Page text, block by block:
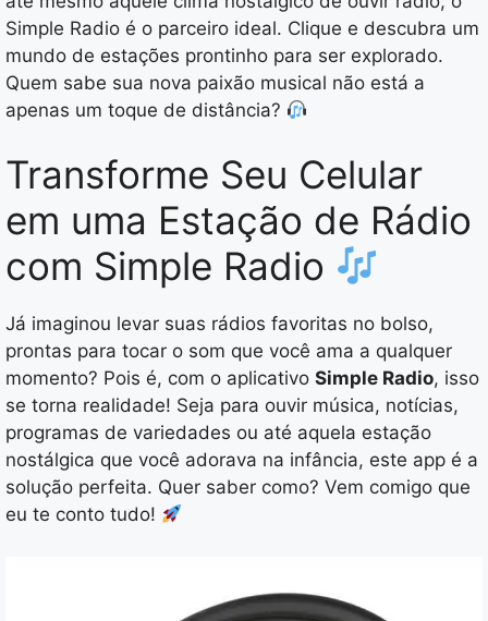
Simple Radio é o parceiro ideal. Clique e descubra um
mundo de estações prontinho para ser explorado.
Quem sabe sua nova paixão musical não está a
apenas um toque de distância?
Transforme Seu Celular
em uma Estação de Rádio
com Simple Radio
Já imaginou levar suas rádios favoritas no bolso,
prontas para tocar o som que você ama a qualquer
momento? Pois é, com o aplicativo Simple Radio, isso
se torna realidade! Seja para ouvir música, notícias,
programas de variedades ou até aquela estação
nostálgica que você adorava na infância, este app é a
solução perfeita. Quer saber como? Vem comigo que
eu te conto tudo!